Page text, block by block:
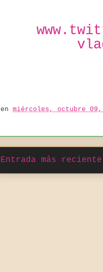
en miércoles, octubre 09,
Entrada más reciente